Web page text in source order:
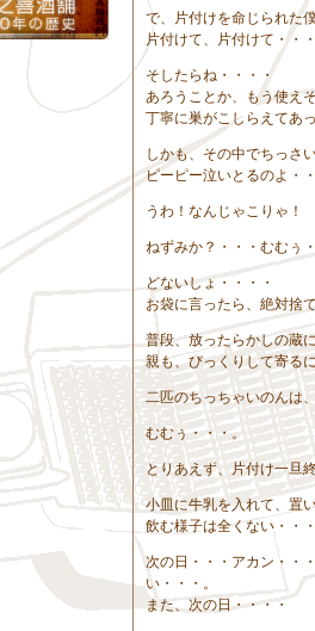
で、片付けを命じられた
片付けて、片付けて・・
そしたらね・・・・
あろうことか、もう使え
丁寧に巣がこしらえてあ
しかも、その中でちっさ
ピーピー泣いとるのよ・
うわ！なんじゃこりゃ！
ねずみか？・・・むむぅ
どないしょ・・・・
お袋に言ったら、絶対捨
普段、放ったらかしの蔵
親も、びっくりして寄る
二匹のちっちゃいのんは
むむぅ・・・。
とりあえず、片付け一旦
小皿に牛乳を入れて、置
飲む様子は全くない・・
次の日・・・アカン・・
い・・・。
また、次の日・・・・